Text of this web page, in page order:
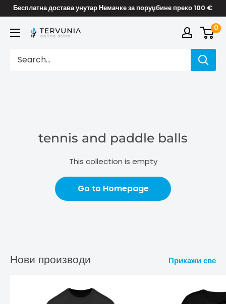
Skip
content
Бесплатна достава унутар Немачке за поруџбине преко 100 €
TERVUNIA
Stores
0
tennis and paddle balls
This collection is empty
Go to Homepage
Нови производи Прикажи све